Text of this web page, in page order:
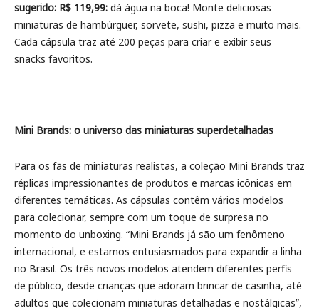
sugerido: R$ 119,99: dá água na boca! Monte deliciosas
miniaturas de hambúrguer, sorvete, sushi, pizza e muito mais.
Cada cápsula traz até 200 peças para criar e exibir seus
snacks favoritos.
Mini Brands: o universo das miniaturas superdetalhadas
Para os fãs de miniaturas realistas, a coleção Mini Brands traz
réplicas impressionantes de produtos e marcas icônicas em
diferentes temáticas. As cápsulas contêm vários modelos
para colecionar, sempre com um toque de surpresa no
momento do unboxing. “Mini Brands já são um fenômeno
internacional, e estamos entusiasmados para expandir a linha
no Brasil. Os três novos modelos atendem diferentes perfis
de público, desde crianças que adoram brincar de casinha, até
adultos que colecionam miniaturas detalhadas e nostálgicas”,